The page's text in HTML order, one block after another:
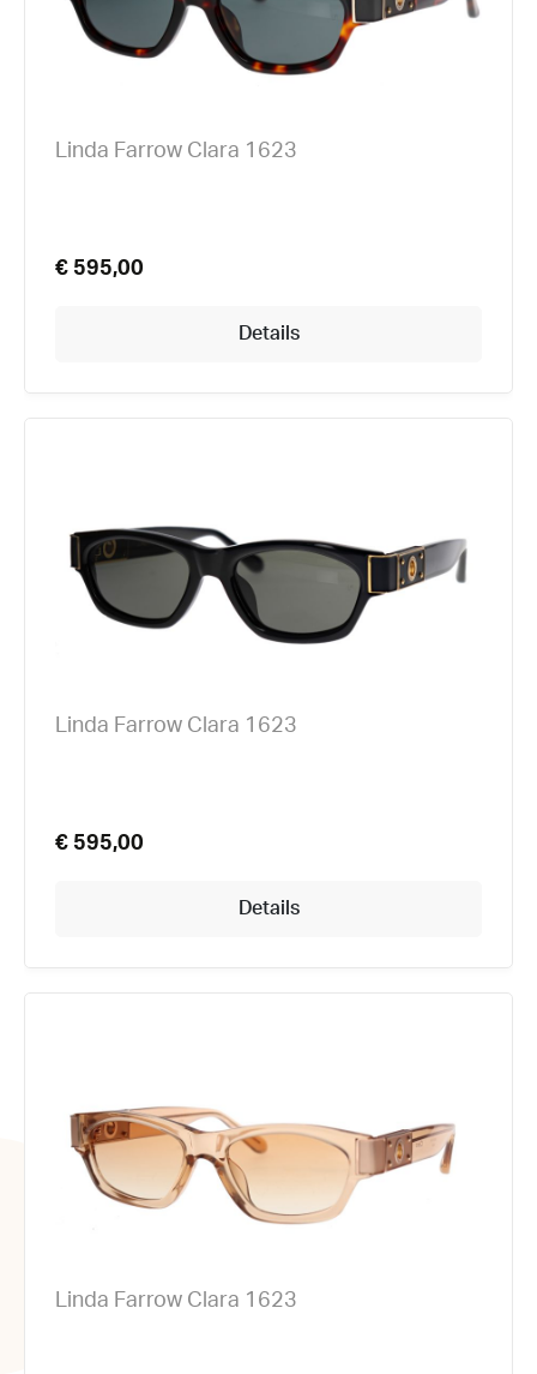
Linda Farrow Clara 1623
€ 595,00
Details
Linda Farrow Clara 1623
€ 595,00
Details
Linda Farrow Clara 1623